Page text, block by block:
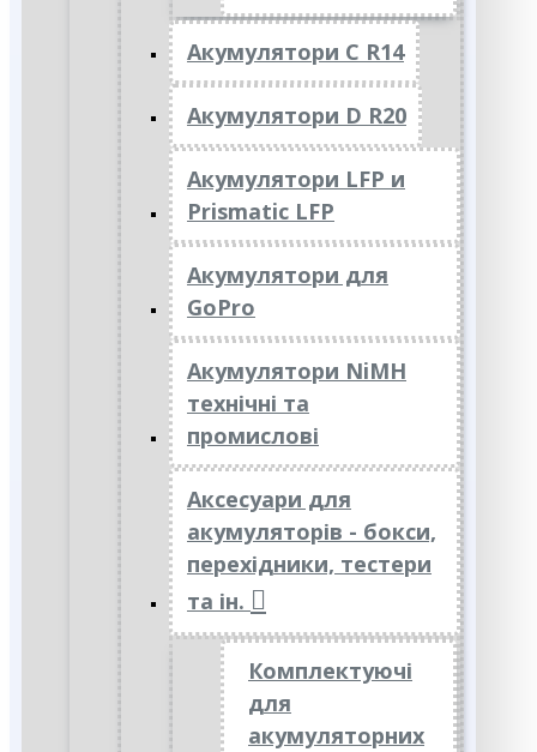
Акумулятори C R14
Акумулятори D R20
Акумулятори LFP и
Prismatic LFP
Акумулятори для
GoPro
Акумулятори NiMH
технічні та
промислові
Аксесуари для
акумуляторів - бокси,
перехідники, тестери
та ін.
Комплектуючі
для
акумуляторних